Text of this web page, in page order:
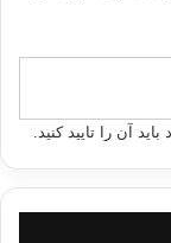
آن را تایید کنید.